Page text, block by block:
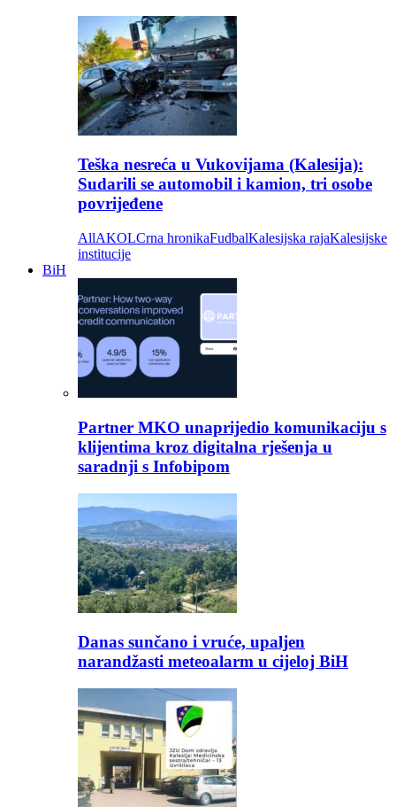
Teška nesreća u Vukovijama (Kalesija):
Sudarili se automobil i kamion, tri osobe
povrijeđene
AllAKOLCrna hronikaFudbalKalesijska rajaKalesijske
institucije
BiH
Partner MKO unaprijedio komunikaciju s
klijentima kroz digitalna rješenja u
saradnji s Infobipom
Danas sunčano i vruće, upaljen
narandžasti meteoalarm u cijeloj BiH